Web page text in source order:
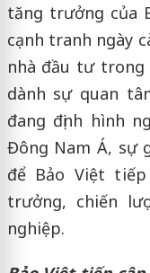
tăng trưởng của
cạnh tranh ngày
nhà đầu tư trong
dành sự quan
đang định hình
Đông Nam Á, sự
để Bảo Việt
trưởng, chiến
nghiệp.